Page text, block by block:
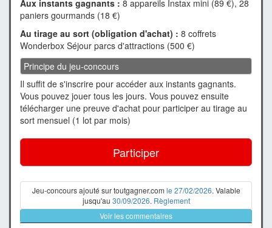
Aux instants gagnants : 8 appareils Instax mini (89 €), 28
paniers gourmands (18 €)
Au tirage au sort (obligation d'achat) : 8 coffrets
Wonderbox Séjour parcs d'attractions (500 €)
Principe du jeu-concours
Il suffit de s'inscrire pour accéder aux instants gagnants.
Vous pouvez jouer tous les jours. Vous pouvez ensuite
télécharger une preuve d'achat pour participer au tirage au
sort mensuel (1 lot par mois)
Participer
Jeu-concours ajouté sur toutgagner.com le 27/02/2026. Valable
jusqu'au 30/09/2026. Règlement
Voir les commentaires